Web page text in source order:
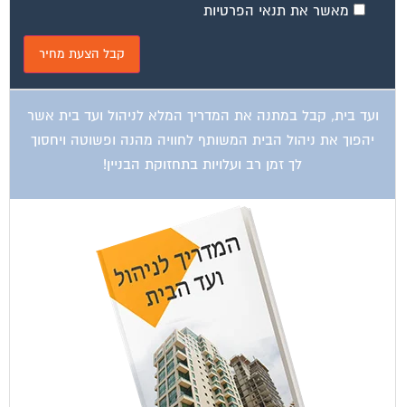
מאשר את תנאי הפרטיות
ועד בית, קבל במתנה את המדריך המלא לניהול ועד בית אשר
יהפוך את ניהול הבית המשותף לחוויה מהנה ופשוטה ויחסוך
לך זמן רב ועלויות בתחזוקת הבניין!